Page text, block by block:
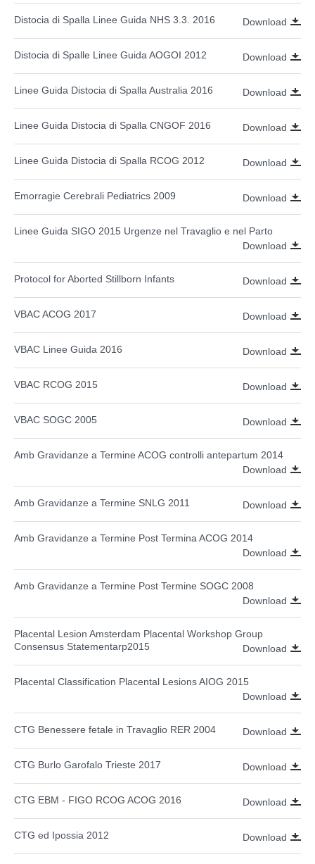
Distocia di Spalla Linee Guida NHS 3.3. 2016 Download
Distocia di Spalle Linee Guida AOGOI 2012 Download
Linee Guida Distocia di Spalla Australia 2016 Download
Linee Guida Distocia di Spalla CNGOF 2016 Download
Linee Guida Distocia di Spalla RCOG 2012 Download
Emorragie Cerebrali Pediatrics 2009 Download
Linee Guida SIGO 2015 Urgenze nel Travaglio e nel Parto
Download
Protocol for Aborted Stillborn Infants Download
VBAC ACOG 2017 Download
VBAC Linee Guida 2016 Download
VBAC RCOG 2015 Download
VBAC SOGC 2005 Download
Amb Gravidanze a Termine ACOG controlli antepartum 2014
Download
Amb Gravidanze a Termine SNLG 2011 Download
Amb Gravidanze a Termine Post Termina ACOG 2014
Download
Amb Gravidanze a Termine Post Termine SOGC 2008
Download
Placental Lesion Amsterdam Placental Workshop Group
Consensus Statementarp2015
Download
Placental Classification Placental Lesions AIOG 2015
Download
CTG Benessere fetale in Travaglio RER 2004 Download
CTG Burlo Garofalo Trieste 2017 Download
CTG EBM - FIGO RCOG ACOG 2016 Download
CTG ed Ipossia 2012 Download